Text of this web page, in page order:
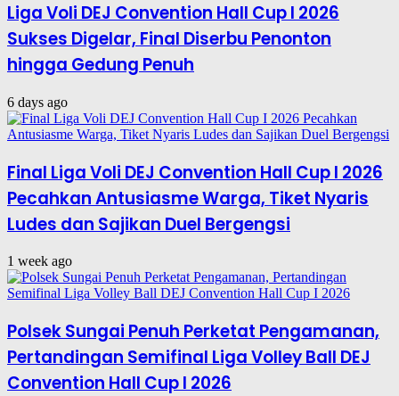
Liga Voli DEJ Convention Hall Cup I 2026
Sukses Digelar, Final Diserbu Penonton
hingga Gedung Penuh
6 days ago
Final Liga Voli DEJ Convention Hall Cup I 2026
Pecahkan Antusiasme Warga, Tiket Nyaris
Ludes dan Sajikan Duel Bergengsi
1 week ago
Polsek Sungai Penuh Perketat Pengamanan,
Pertandingan Semifinal Liga Volley Ball DEJ
Convention Hall Cup I 2026